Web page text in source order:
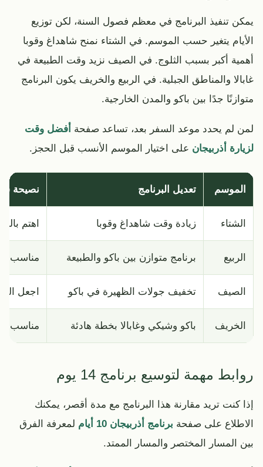
يمكن تنفيذ البرنامج في معظم فصول السنة، لكن توزيع
الأيام يتغير حسب الموسم. في الشتاء نمنح شاهداغ وقوبا
أهمية أكبر بسبب الثلوج. في الصيف نزيد وقت الطبيعة في
غابالا والمناطق الجبلية. في الربيع والخريف يكون البرنامج
متوازنًا جدًا بين باكو والمدن الخارجية.
لمن لم يحدد موعد السفر بعد، تساعد صفحة أفضل وقت
لزيارة أذربيجان على اختيار الموسم الأنسب قبل الحجز.
الموسم تعديل البرنامج نصيحة
الشتاء زيادة وقت شاهداغ وقوبا اهتم
الربيع برنامج متوازن بين باكو والطبيعة مناسب
الصيف تخفيف جولات الظهيرة في باكو اجعل
الخريف باكو وشيكي وغابالا بخطة هادئة مناسب
روابط مهمة لتوسيع برنامج 14 يوم
إذا كنت تريد مقارنة هذا البرنامج مع مدة أقصر، يمكنك
الاطلاع على صفحة برنامج أذربيجان 10 أيام
لمعرفة الفرق
بين المسار المختصر والمسار الممتد.